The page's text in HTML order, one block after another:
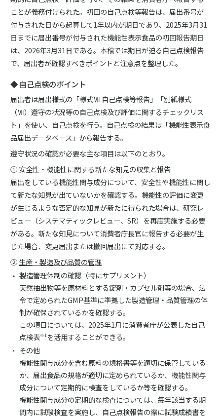
ことが義務付けられた。初回の自己点検等報告は、届出番号が
付与された日から起算して1年以内が期日であり、2025年3月31
日までに届出番号が付与された機能性表示食品の初回報告期日
は、2026年3月31日である。本稿では期日が迫る自己点検報告
で、届出者が確認すべきポイントと注意点を整理した。
◆ 自己点検のポイント
届出者は届出様式の「様式Ⅶ 自己点検等報告」「別紙様式
（Ⅶ）遵守の状況等の自己点検及び評価に関するチェックリス
ト」を使い、自己点検を行う。自己点検の結果は「機能性表示食
品届出データベース」から報告する。
遵守状況の確認が必要な主な項目は以下のとおり。
①安全性・機能性に関する新たな知見の収集と報告
届出をしている機能性関与成分について、安全性や機能性に関し
て新たな知見が出ていないかを確認する。機能性の評価に変更
が生じるような否定的な知見が新たに得られた場合は、研究レ
ビュー（システマティックレビュー、SR）を再度実施する必要
がある。新たな知見について消費者庁長官に報告する必要が生
じた場合、変更届出または撤回届出にて対応する。
②生産・製造及び品質の管理
製造管理体制の確認（特にサプリメント）
天然抽出物等を原材料とする錠剤・カプセル剤等の場合、法
令で定められたGMP基準に準拠した製造管理・品質管理の体
制が確保されているかを確認する。
この項目については、2025年1月に消費者庁が公表した自己
点検表※1を活用することができる。
その他
機能性関与成分を含む原料の規格書等を適切に保管している
か、届出食品の規格が適切に定められているか、機能性関与
成分について定期的に検査をしているか等を確認する。
機能性関与成分の定期的な検査については、毎年該当する期
間内に試験検査を実施し、自己点検報告の際に試験成績書を